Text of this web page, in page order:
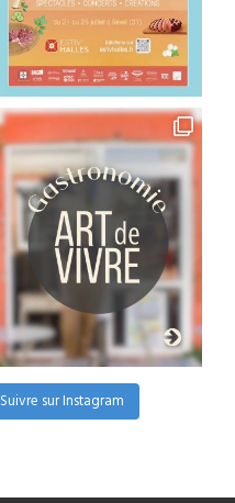
Suivre sur Instagram